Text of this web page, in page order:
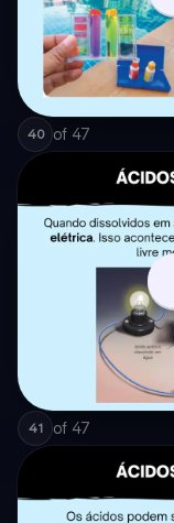
40 of 47
41 of 47